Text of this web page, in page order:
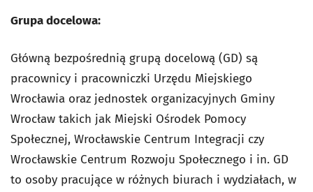
Grupa docelowa:
Główną bezpośrednią grupą docelową (GD) są
pracownicy i pracowniczki Urzędu Miejskiego
Wrocławia oraz jednostek organizacyjnych Gminy
Wrocław takich jak Miejski Ośrodek Pomocy
Społecznej, Wrocławskie Centrum Integracji czy
Wrocławskie Centrum Rozwoju Społecznego i in. GD
to osoby pracujące w różnych biurach i wydziałach, w